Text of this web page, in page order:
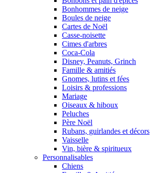
Bonhommes de neige
Boules de neige
Cartes de Noël
Casse-noisette
Cimes d'arbres
Coca-Cola
Disney, Peanuts, Grinch
Famille & amitiés
Gnomes, lutins et fées
Loisirs & professions
Mariage
Oiseaux & hiboux
Peluches
Père Noël
Rubans, guirlandes et décors
Vaisselle
Vin, bière & spiritueux
Personnalisables
Chiens